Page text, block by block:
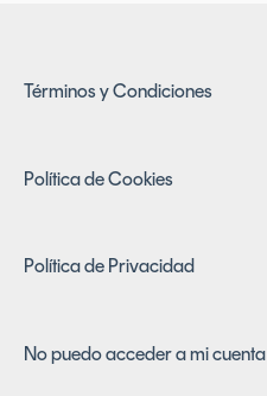
Términos y Condiciones
Política de Cookies
Política de Privacidad
No puedo acceder a mi cuenta